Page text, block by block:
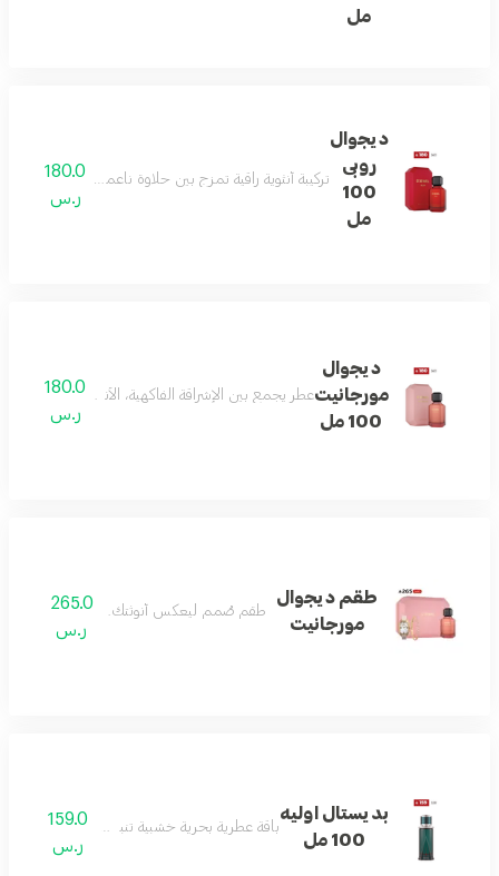
مل
ديجوال
روبى
100
مل
تركيبة أنثوية راقية تمزج بين حلاوة ناعمة، قلب زهري
180.0
ر.س
ديجوال
مورجانيت
100 مل
عطر يجمع بين الإشراقة الفاكهية، الأناقة الزهرية،
180.0
ر.س
طقم ديجوال
مورجانيت
طقم صُمم ليعكس أنوثتك بكل تفاصيلها
265.0
ر.س
بديستال اوليه
100 مل
باقة عطرية بحرية خشبية تنبض بالانتعاش
159.0
ر.س